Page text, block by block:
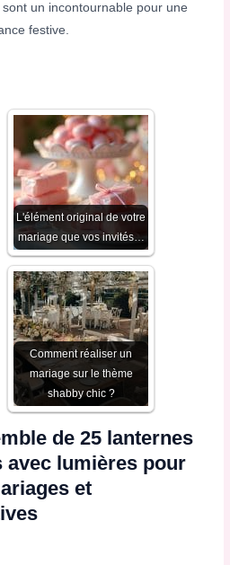
un incontournable pour une
festive.
L'élément original de votre
mariage que vos invités…
Comment réaliser un
mariage sur le thème
shabby chic ?
de 25 lanternes
avec lumières pour
et